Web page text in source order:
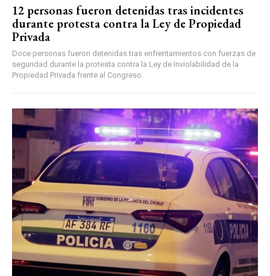
12 personas fueron detenidas tras incidentes
durante protesta contra la Ley de Propiedad
Privada
Doce personas fueron detenidas tras enfrentamientos con fuerzas de
seguridad durante la protesta contra la Ley de Inviolabilidad de la
Propiedad Privada frente al Congreso.